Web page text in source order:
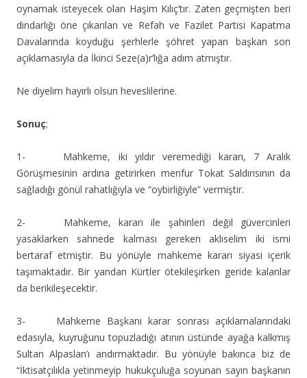
oynamak isteyecek olan Haşim Kılıç’tır. Zaten geçmişten beri
dindarlığı öne çıkarılan ve Refah ve Fazilet Partisi Kapatma
Davalarında koyduğu şerhlerle şöhret yapan başkan son
açıklamasıyla da İkinci Seze(a)r’lığa adım atmıştır.
Ne diyelim hayırlı olsun heveslilerine.
Sonuç;
1- Mahkeme, iki yıldır veremediği kararı, 7 Aralık
Görüşmesinin ardına getirirken menfur Tokat Saldırısının da
sağladığı gönül rahatlığıyla ve “oybirliğiyle” vermiştir.
2- Mahkeme, kararı ile şahinleri değil güvercinleri
yasaklarken sahnede kalması gereken aklıselim iki ismi
bertaraf etmiştir. Bu yönüyle mahkeme kararı siyasi içerik
taşımaktadır. Bir yandan Kürtler ötekileşirken geride kalanlar
da berikileşecektir.
3- Mahkeme Başkanı karar sonrası açıklamalarındaki
edasıyla, kuyruğunu topuzladığı atının üstünde ayağa kalkmış
Sultan Alpaslan’ı andırmaktadır. Bu yönüyle bakınca biz de
“İktisatçılıkla yetinmeyip hukukçuluğa soyunan sayın başkanın